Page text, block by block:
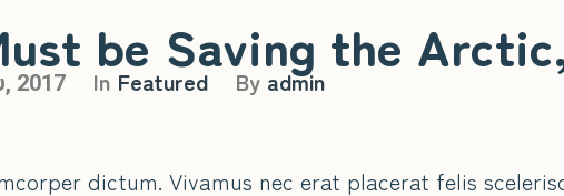
be Saving the
2017 In Featured By admin
dictum. Vivamus nec erat placerat felis